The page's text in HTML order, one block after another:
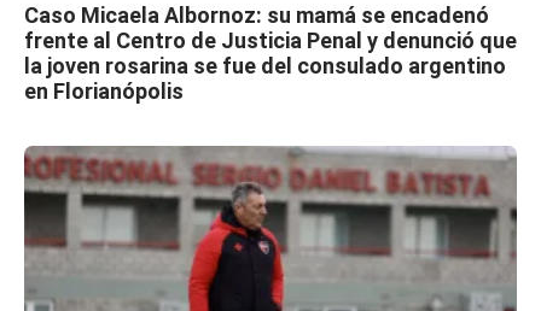
Caso Micaela Albornoz: su mamá se encadenó
frente al Centro de Justicia Penal y denunció que
la joven rosarina se fue del consulado argentino
en Florianópolis